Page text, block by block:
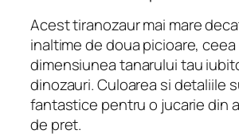
Acest tiranozaur mai mare
inaltime de doua picioare,
dimensiunea tanarului tau
dinozauri. Culoarea si detaliile
fantastice pentru o jucarie din
de pret.